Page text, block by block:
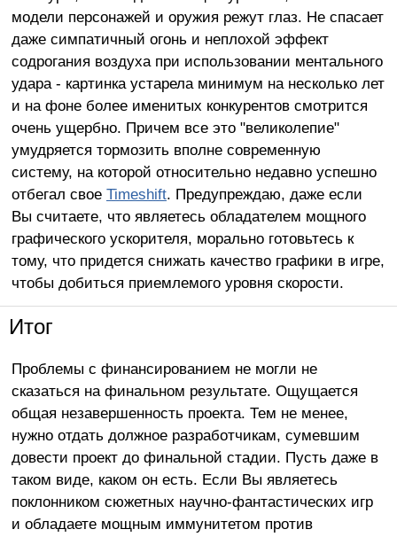
модели персонажей и оружия режут глаз. Не спасает
даже симпатичный огонь и неплохой эффект
содрогания воздуха при использовании ментального
удара - картинка устарела минимум на несколько лет
и на фоне более именитых конкурентов смотрится
очень ущербно. Причем все это "великолепие"
умудряется тормозить вполне современную
систему, на которой относительно недавно успешно
отбегал свое Timeshift. Предупреждаю, даже если
Вы считаете, что являетесь обладателем мощного
графического ускорителя, морально готовьтесь к
тому, что придется снижать качество графики в игре,
чтобы добиться приемлемого уровня скорости.
Итог
Проблемы с финансированием не могли не
сказаться на финальном результате. Ощущается
общая незавершенность проекта. Тем не менее,
нужно отдать должное разработчикам, сумевшим
довести проект до финальной стадии. Пусть даже в
таком виде, каком он есть. Если Вы являетесь
поклонником сюжетных научно-фантастических игр
и обладаете мощным иммунитетом против